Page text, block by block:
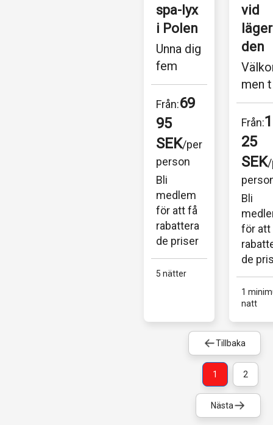
spa-lyx
i Polen
Unna dig
fem
nätter
med spa
och
wellnes
s på
vackra
Hotel
Buczyńs
ki i
västra
Från:69
95
SEK/per
person
Bli
medlem
för att få
rabattera
de priser
5 nätter
vid
den
men
g
en
där
kan
lugn...
Från:
25
SEK/
Bli
för att
de
1
natt
Tillbaka
1 2
Nästa